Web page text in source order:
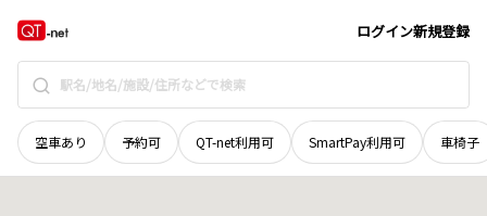
ログイン新規登録
空車あり 予約可 QT-net利用可 SmartPay利用可 車椅子
宮城県